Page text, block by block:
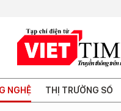
NGHỆ THỊ TRƯỜNG SỐ